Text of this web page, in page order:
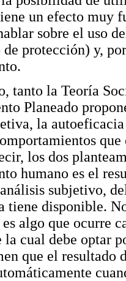
un efecto muy
sobre el uso
protección) y,
tanto la Teoría
Planeado
la
los dos
humano es el
subjetivo,
tiene disponible.
algo que ocurre
la cual debe optar
que el resultado